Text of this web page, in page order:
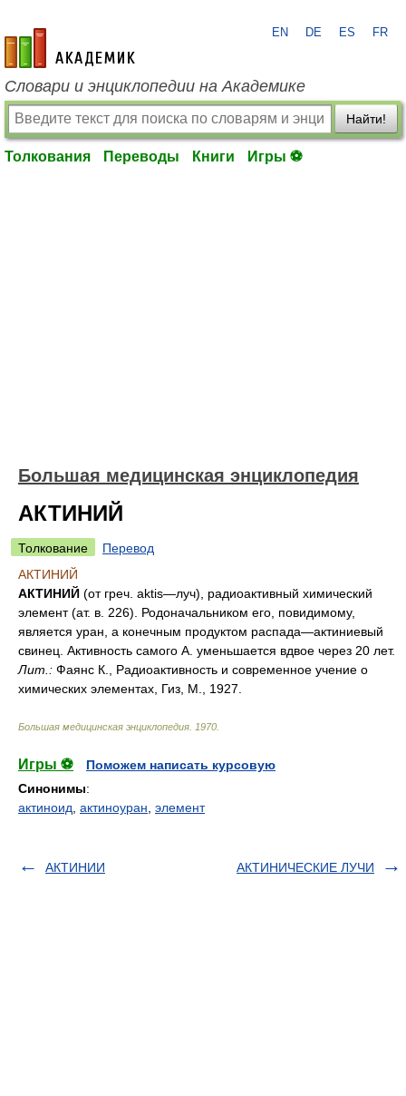
academic.ru
EN DE ES FR
Словари и энциклопедии на Академике
Найти!
Толкования Переводы Книги Игры ⚽
Большая медицинская энциклопедия
АКТИНИЙ
Толкование
Перевод
АКТИНИЙ
АКТИНИЙ (от греч. aktis—луч), радиоактивный химический
элемент (ат. в. 226). Родоначальником его, повидимому,
является уран, а конечным продуктом распада—актиниевый
свинец. Активность самого А. уменьшается вдвое через 20 лет.
Лит.: Фаянс К., Радиоактивность и современное учение о
химических элементах, Гиз, М., 1927.
Большая медицинская энциклопедия 1970
Игры ⚽
Поможем написать курсовую
Синонимы:
актиноид актиноуран элемент
АКТИНИИ АКТИНИЧЕСКИЕ ЛУЧИ